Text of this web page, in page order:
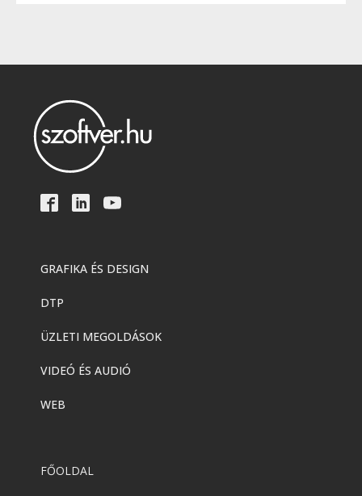
GRAFIKA ÉS DESIGN
DTP
ÜZLETI MEGOLDÁSOK
VIDEÓ ÉS AUDIÓ
WEB
FŐOLDAL